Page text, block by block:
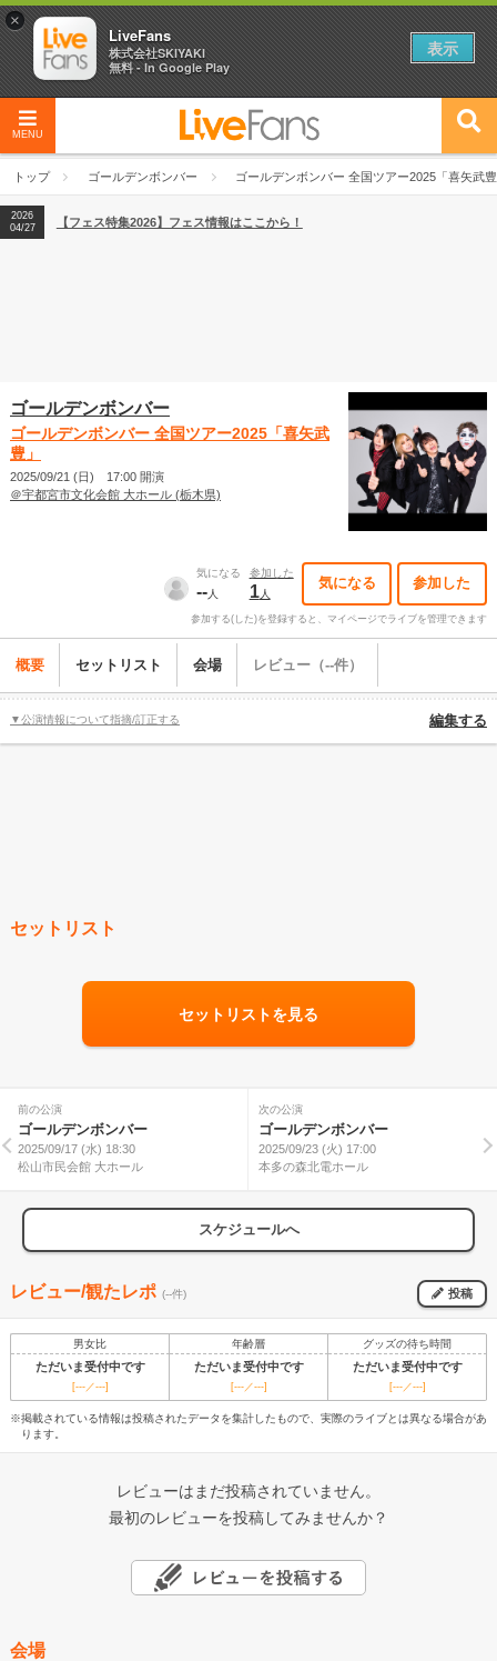
MENU
トップ ゴールデンボンバー ゴールデンボンバー 全国ツアー2025「喜矢武
2026
04/27
2026
【ライブ動員ランキング】2026年上半期編発表！
2026
04/27
【フェス特集2026】フェス情報はここから！
ゴールデンボンバー
ゴールデンボンバー 全国ツアー2025「喜矢武
豊」
2025/09/21 (日) 17:00 開演
＠宇都宮市文化会館 大ホール (栃木県)
気になる
--人
参加した
1人
気になる 参加した
参加する(した)を登録すると、マイページでライブを管理できます
概要 セットリスト 会場 レビュー（--件）
▼公演情報について指摘/訂正する 編集する
セットリスト
セットリストを見る
前の公演
ゴールデンボンバー
2025/09/17 (水) 18:30
松山市民会館 大ホール
次の公演
ゴールデンボンバー
2025/09/23 (火) 17:00
本多の森北電ホール
スケジュールへ
レビュー/観たレポ (--件) 投稿
男女比 年齢層 グッズの待ち時間
ただいま受付中です ただいま受付中です ただいま受付中です
[---／---] [---／---] [---／---]
※掲載されている情報は投稿されたデータを集計したもので、実際のライブとは異なる場合があ
ります。
レビューはまだ投稿されていません。
最初のレビューを投稿してみませんか？
会場
×
LiveFans
株式会社SKIYAKI
無料 - In Google Play
表示